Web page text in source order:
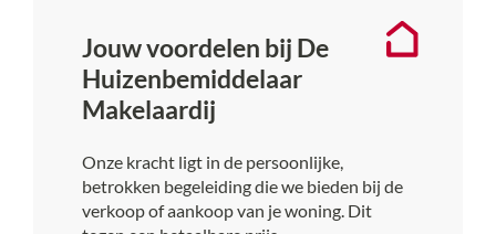
Jouw voordelen bij De
Huizenbemiddelaar
Makelaardij
Onze kracht ligt in de persoonlijke,
betrokken begeleiding die we bieden bij de
verkoop of aankoop van je woning. Dit